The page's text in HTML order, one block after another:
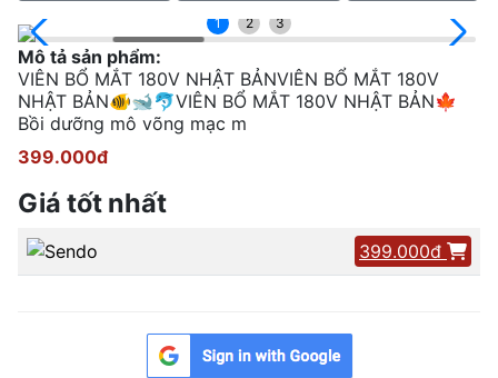
1 2 3
Mô tả sản phẩm:
VIÊN BỔ MẮT 180V NHẬT BẢNVIÊN BỔ MẮT 180V
NHẬT BẢN🐠🐋🐬VIÊN BỔ MẮT 180V NHẬT BẢN🍁
Bồi dưỡng mô võng mạc m
399.000đ
Giá tốt nhất
399.000đ